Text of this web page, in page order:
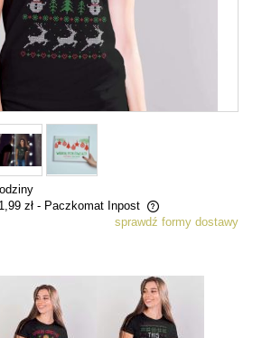
zł - Paczkomat Inpost
kosztów płatnościsprawdź formy dostawy